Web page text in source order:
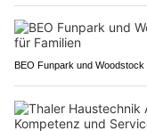
BEO Funpark und